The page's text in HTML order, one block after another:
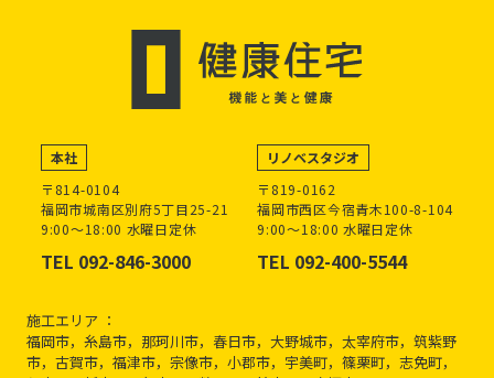
本社
〒814-0104
福岡市城南区別府5丁目25-21
9:00～18:00 水曜日定休
TEL 092-846-3000
リノベスタジオ
〒819-0162
福岡市西区今宿青木100-8-104
9:00～18:00 水曜日定休
TEL 092-400-5544
施工エリア ：
福岡市，糸島市，那珂川市，春日市，大野城市，太宰府市，筑紫野
市，古賀市，福津市，宗像市，小郡市，宇美町，篠栗町，志免町，